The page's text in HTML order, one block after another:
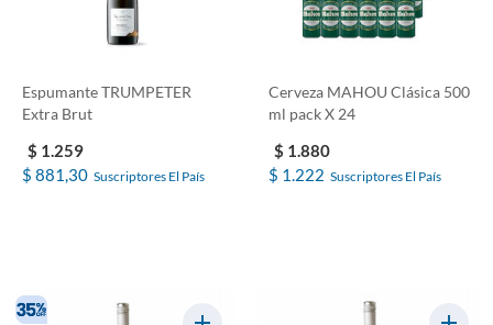
Espumante TRUMPETER
Extra Brut
$ 1.259
$ 881,30 Suscriptores El País
Cerveza MAHOU Clásica 500
ml pack X 24
$ 1.880
$ 1.222 Suscriptores El País